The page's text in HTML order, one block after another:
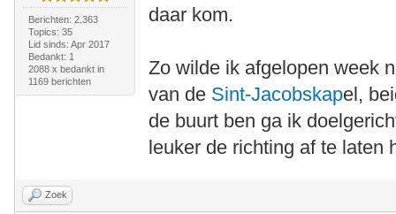
Berichten: 2.363
Topics: 35
Lid sinds: Apr 2017
Bedankt: 1
2088 x bedankt in
1169 berichten
daar kom.
Zo wilde ik afgelopen week
van de Sint-Jacobskapel,
de buurt ben ga ik
leuker de richting af te laten
Zoek